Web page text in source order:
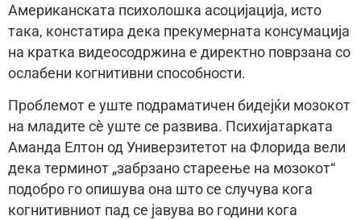
Американската психолошка асоцијација, исто
така, констатира дека прекумерната консумација
на кратка видеосодржина е директно поврзана со
ослабени когнитивни способности.
Проблемот е уште подраматичен бидејќи мозокот
на младите сè уште се развива. Психијатарката
Аманда Елтон од Универзитетот на Флорида вели
дека терминот „забрзано стареење на мозокот“
подобро го опишува она што се случува кога
когнитивниот пад се јавува во години кога